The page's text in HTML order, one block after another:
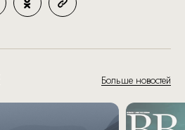
Больше новостей